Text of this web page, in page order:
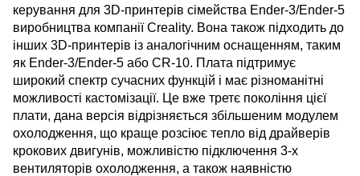
керування для 3D-принтерів сімейства Ender-3/Ender-5
виробництва компанії Creality. Вона також підходить до
інших 3D-принтерів із аналогічним оснащенням, таким
як Ender-3/Ender-5 або CR-10. Плата підтримує
широкий спектр сучасних функцій і має різноманітні
можливості кастомізації. Це вже третє покоління цієї
плати, дана версія відрізняється збільшеним модулем
охолодження, що краще розсіює тепло від драйверів
крокових двигунів, можливістю підключення 3-х
вентиляторів охолодження, а також наявністю